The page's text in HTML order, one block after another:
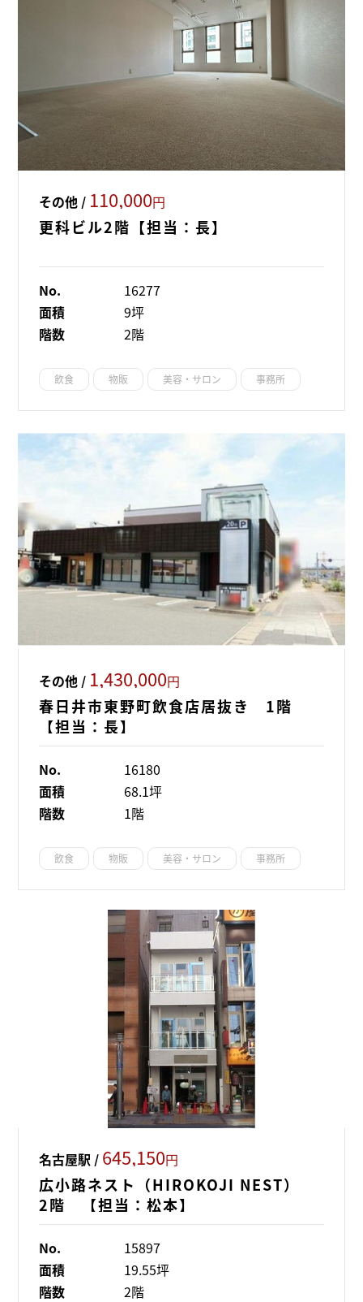
その他 / 110,000円
更科ビル2階【担当：長】
No.
16277
面積
9坪
階数
2階
飲食 物販 美容・サロン 事務所
その他 / 1,430,000円
春日井市東野町飲食店居抜き 1階
【担当：長】
No.
16180
面積
68.1坪
階数
1階
飲食 物販 美容・サロン 事務所
名古屋駅 / 645,150円
広小路ネスト（HIROKOJI NEST）
2階 【担当：松本】
No.
15897
面積
19.55坪
階数
2階